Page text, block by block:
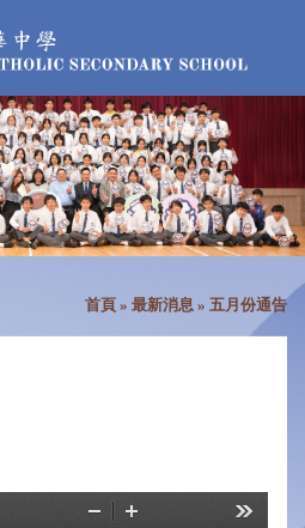
首頁 » 最新消息 » 五月份通告